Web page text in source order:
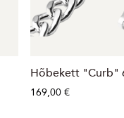
Hõbekett "Curb"
169,00 €